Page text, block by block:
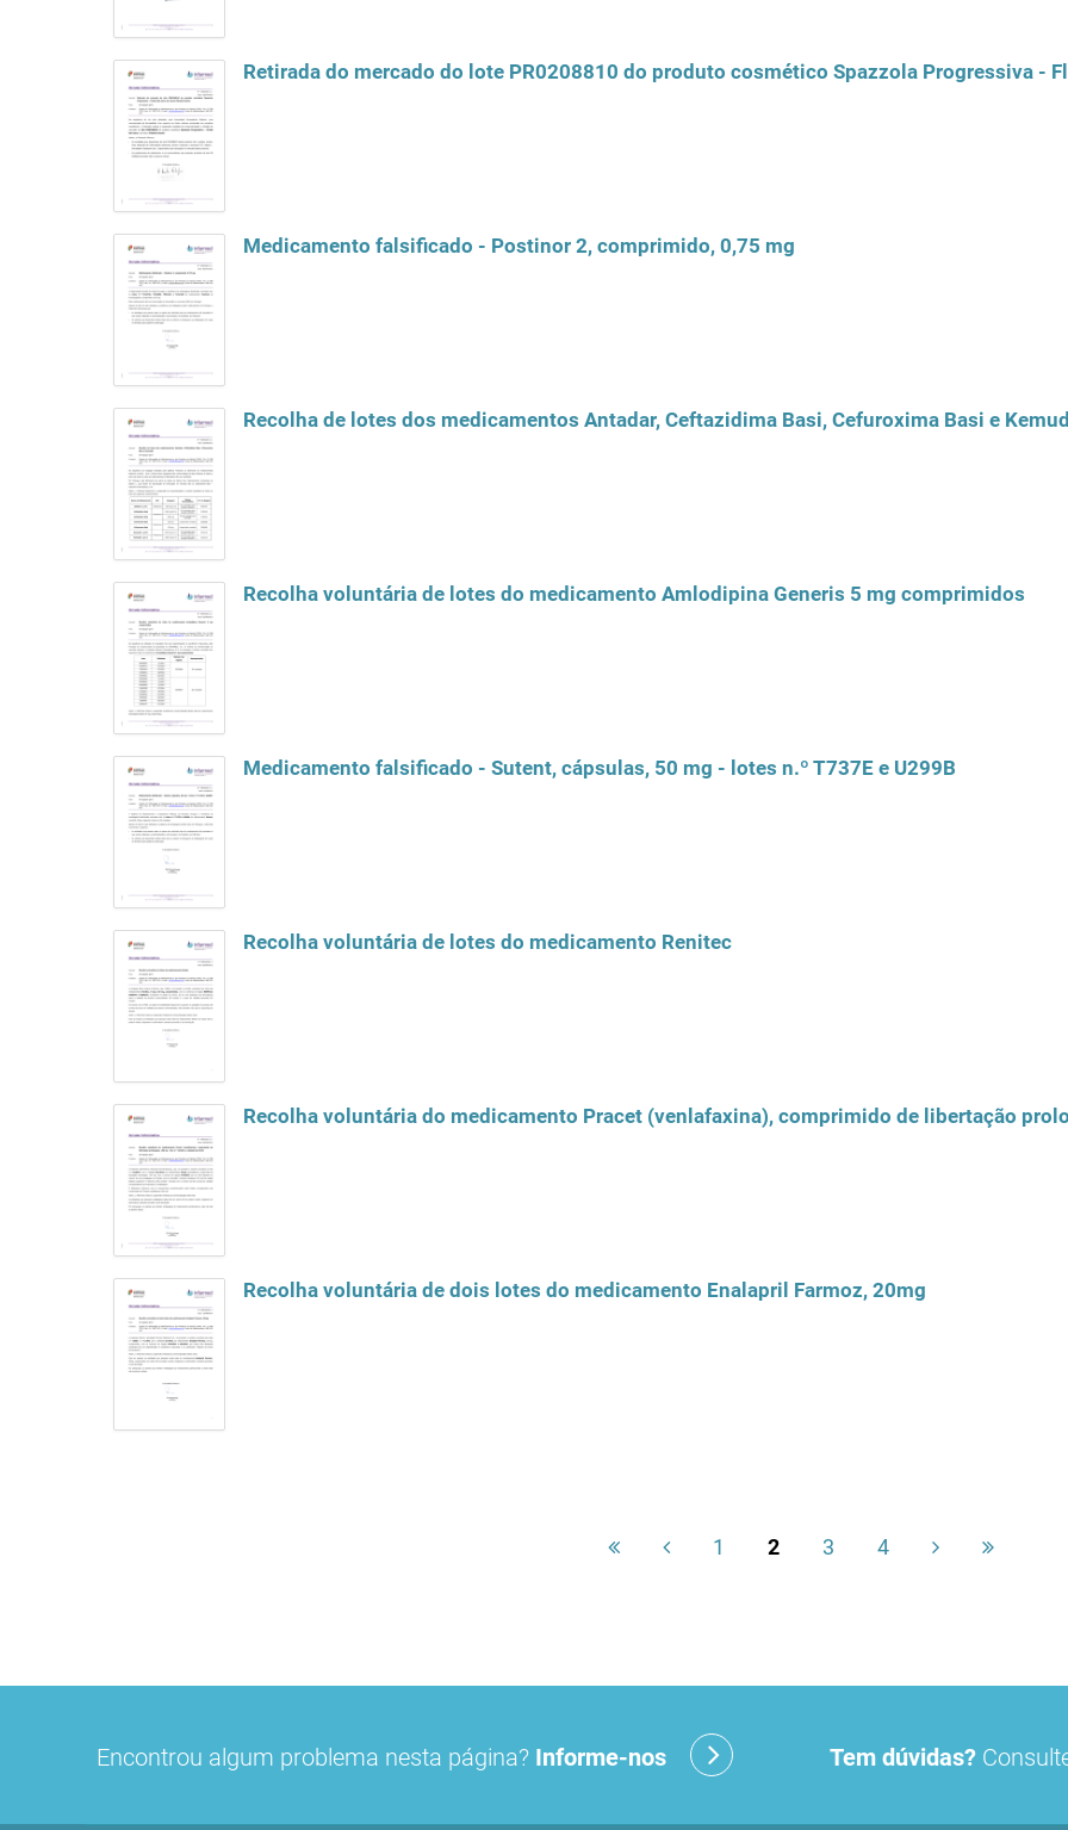
Retirada do mercado do lote PR0208810 do produto cosmético Spazzola Progressiva -
Medicamento falsificado - Postinor 2, comprimido, 0,75 mg
Recolha de lotes dos medicamentos Antadar, Ceftazidima Basi, Cefuroxima Basi e
Recolha voluntária de lotes do medicamento Amlodipina Generis 5 mg comprimidos
Medicamento falsificado - Sutent, cápsulas, 50 mg - lotes n.º T737E e U299B
Recolha voluntária de lotes do medicamento Renitec
Recolha voluntária de dois lotes do medicamento Enalapril Farmoz, 20mg
1 2 3 4
Encontrou algum problema nesta página? Informe-nos Tem dúvidas?